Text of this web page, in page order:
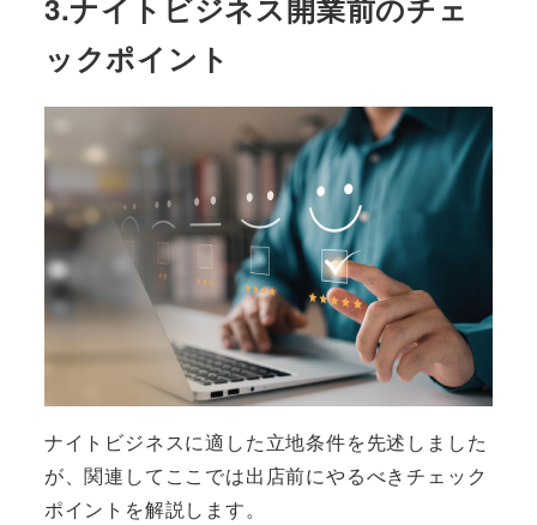
3.ナイトビジネス開業前のチェ
ックポイント
ナイトビジネスに適した立地条件を先述しました
が、関連してここでは出店前にやるべきチェック
ポイントを解説します。